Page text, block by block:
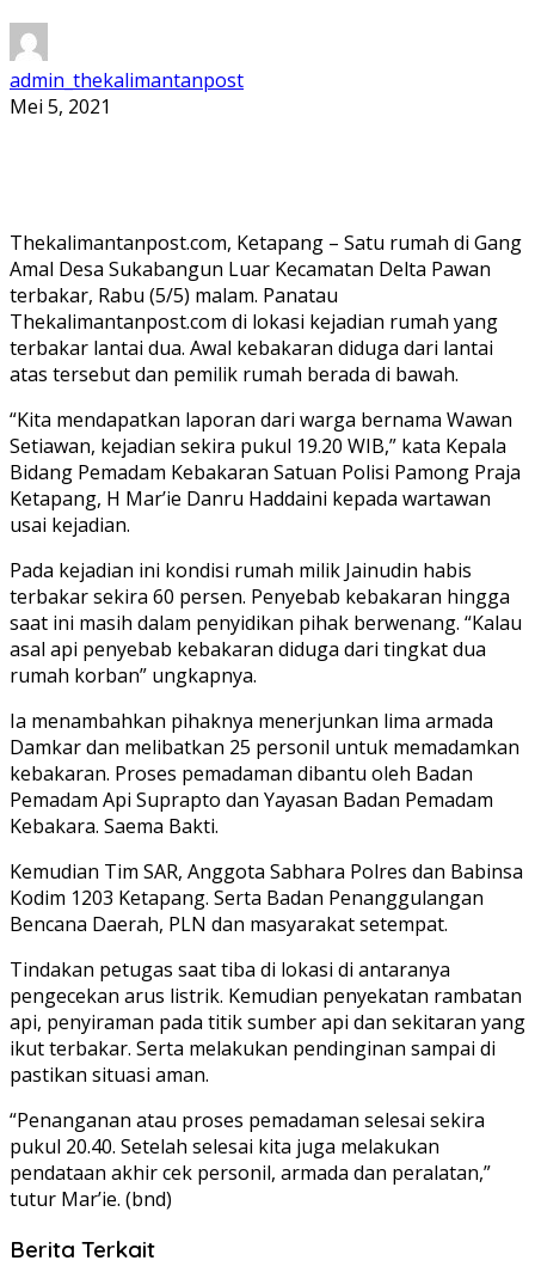
admin_thekalimantanpost
Mei 5, 2021
Thekalimantanpost.com, Ketapang – Satu rumah di Gang
Amal Desa Sukabangun Luar Kecamatan Delta Pawan
terbakar, Rabu (5/5) malam. Panatau
Thekalimantanpost.com di lokasi kejadian rumah yang
terbakar lantai dua. Awal kebakaran diduga dari lantai
atas tersebut dan pemilik rumah berada di bawah.
“Kita mendapatkan laporan dari warga bernama Wawan
Setiawan, kejadian sekira pukul 19.20 WIB,” kata Kepala
Bidang Pemadam Kebakaran Satuan Polisi Pamong Praja
Ketapang, H Mar’ie Danru Haddaini kepada wartawan
usai kejadian.
Pada kejadian ini kondisi rumah milik Jainudin habis
terbakar sekira 60 persen. Penyebab kebakaran hingga
saat ini masih dalam penyidikan pihak berwenang. “Kalau
asal api penyebab kebakaran diduga dari tingkat dua
rumah korban” ungkapnya.
Ia menambahkan pihaknya menerjunkan lima armada
Damkar dan melibatkan 25 personil untuk memadamkan
kebakaran. Proses pemadaman dibantu oleh Badan
Pemadam Api Suprapto dan Yayasan Badan Pemadam
Kebakara. Saema Bakti.
Kemudian Tim SAR, Anggota Sabhara Polres dan Babinsa
Kodim 1203 Ketapang. Serta Badan Penanggulangan
Bencana Daerah, PLN dan masyarakat setempat.
Tindakan petugas saat tiba di lokasi di antaranya
pengecekan arus listrik. Kemudian penyekatan rambatan
api, penyiraman pada titik sumber api dan sekitaran yang
ikut terbakar. Serta melakukan pendinginan sampai di
pastikan situasi aman.
“Penanganan atau proses pemadaman selesai sekira
pukul 20.40. Setelah selesai kita juga melakukan
pendataan akhir cek personil, armada dan peralatan,”
tutur Mar’ie. (bnd)
Berita Terkait